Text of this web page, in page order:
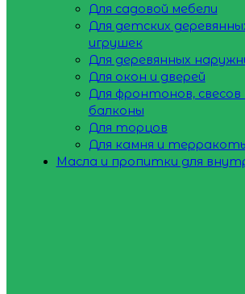
Для садовой мебели
Для детских
игрушек
Для деревянных
Для окон и дверей
Для фронтонов, свесов
балконы
Для торцов
Для камня и
Масла и пропитки для